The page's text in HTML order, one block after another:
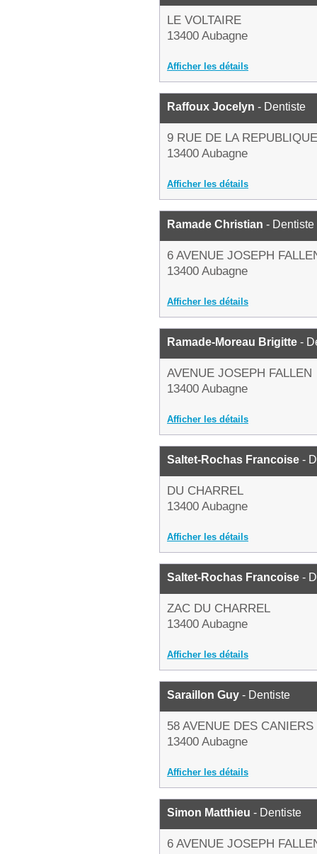
LE VOLTAIRE
13400 Aubagne
Afficher les détails
Raffoux Jocelyn - Dentiste
9 RUE DE LA REPUBLIQUE
13400 Aubagne
Afficher les détails
Ramade Christian - Dentiste
6 AVENUE JOSEPH
13400 Aubagne
Afficher les détails
Ramade-Moreau Brigitte -
AVENUE JOSEPH FALLEN
13400 Aubagne
Afficher les détails
Saltet-Rochas Francoise -
DU CHARREL
13400 Aubagne
Afficher les détails
Saltet-Rochas Francoise -
ZAC DU CHARREL
13400 Aubagne
Afficher les détails
Saraillon Guy - Dentiste
58 AVENUE DES CANIERS
13400 Aubagne
Afficher les détails
Simon Matthieu - Dentiste
6 AVENUE JOSEPH